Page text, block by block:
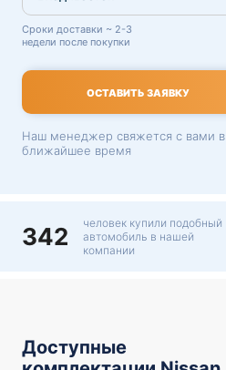
Сроки доставки ~ 2-3
недели после покупки
ОСТАВИТЬ ЗАЯВКУ
Наш менеджер свяжется с вами в
ближайшее время
342
человек купили подобный
автомобиль в нашей
компании
Доступные